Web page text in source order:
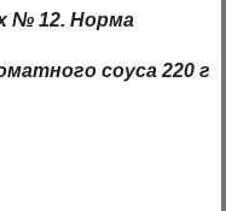
№ 12. Норма
соуса 220 г